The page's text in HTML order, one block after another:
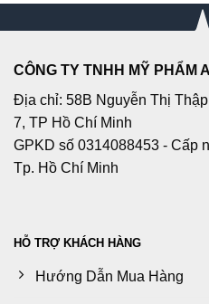
CÔNG TY TNHH MỸ PHẨM
Địa chỉ: 58B Nguyễn Thị
7, TP Hồ Chí Minh
GPKD số 0314088453 - Cấp
Tp. Hồ Chí Minh
HỖ TRỢ KHÁCH HÀNG
Hướng Dẫn Mua Hàng